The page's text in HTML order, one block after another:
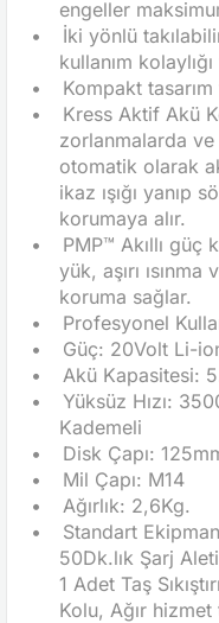
engeller
•
İki yönlü
kullanım
•
Kompakt
•
Kress Aktif Akü
zorlanmalarda ve
otomatik olarak
ikaz ışığı yanıp
korumaya alır.
•
PMP™ Akıllı güç
yük, aşırı
koruma sağlar.
•
Profesyonel
•
Güç: 20Volt Li-
•
Akü Kapasitesi:
•
Yüksüz Hızı:
Kademeli
•
Disk Çapı:
•
Mil Çapı: M14
•
Ağırlık: 2,6Kg.
•
Standart
50Dk.lık Şarj
1 Adet Taş
Kolu, Ağır hizmet